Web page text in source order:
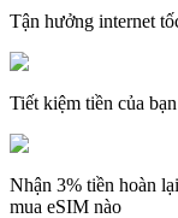
Tận hưởng internet
Tiết kiệm tiền của
Nhận 3% tiền hoàn
mua eSIM nào